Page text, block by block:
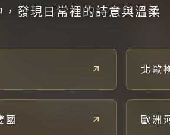
發現日常裡的詩意與溫柔
北歐
國 歐洲